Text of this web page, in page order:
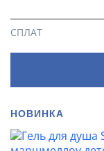
СПЛАТ
НОВИНКА